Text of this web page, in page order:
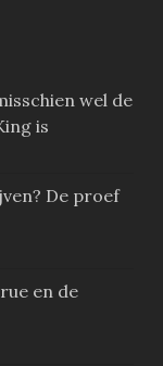
wel de
is
De proef
en de